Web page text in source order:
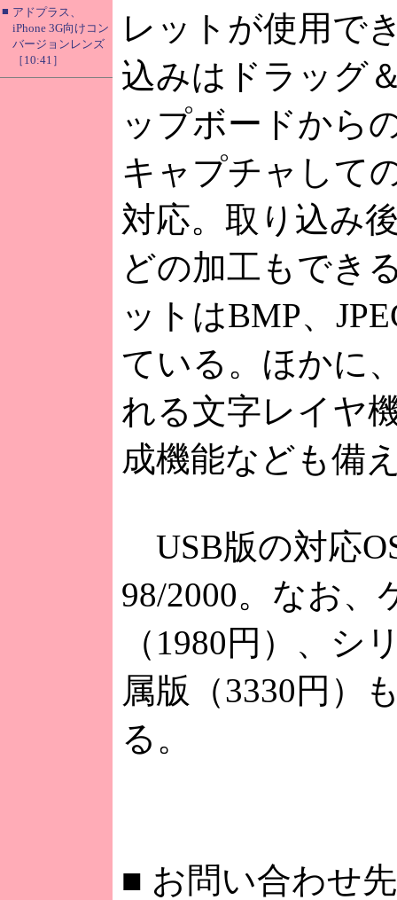
■ アドプラス、
iPhone 3G向けコン
バージョンレンズ
［10:41］
レットが使用で
込みはドラッグ
ップボードから
キャプチャして
対応。取り込み
どの加工もでき
ットはBMP、
ている。ほかに
れる文字レイヤ
成機能なども備
USB版の対応
98/2000。なお、
（1980円）、シ
属版（3330円）
る。
■ お問い合わせ先